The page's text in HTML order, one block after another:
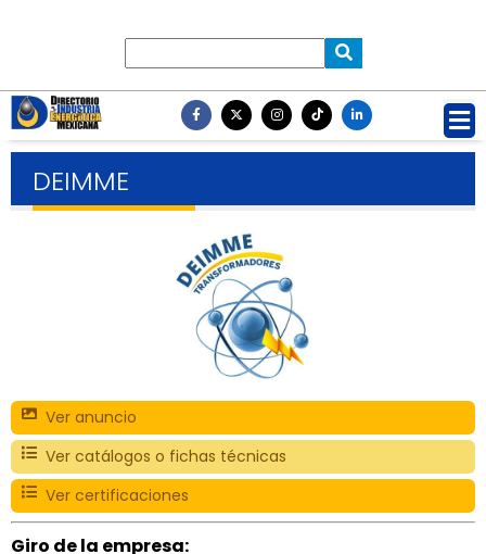
DEIMME
Ver anuncio
Ver catálogos o fichas técnicas
Ver certificaciones
Giro de la empresa: